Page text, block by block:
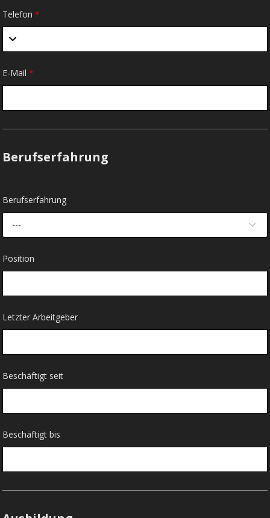
Telefon*
E-Mail*
Berufserfahrung
Berufserfahrung
---
Position
Letzter Arbeitgeber
Beschäftigt seit
Beschäftigt bis